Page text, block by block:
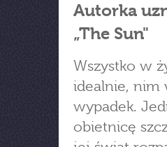
Autorka
„The Sun"
Wszystko w
idealnie, nim
wypadek.
obietnicę